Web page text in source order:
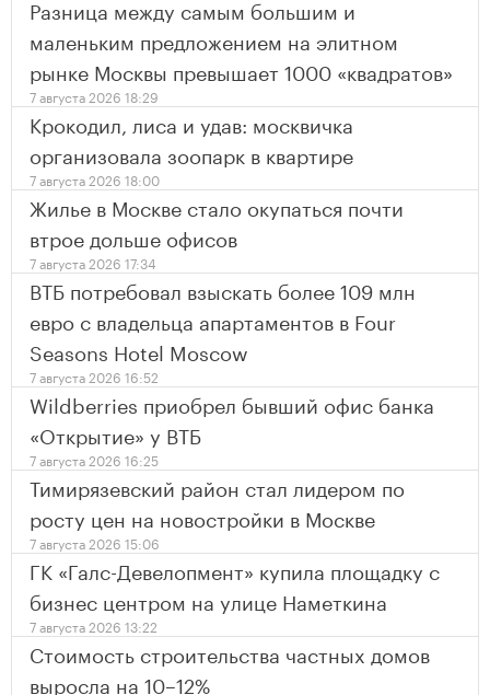
Разница между самым большим и
маленьким предложением на элитном
рынке Москвы превышает 1000 «квадратов»
7 августа 2026 18:29
Крокодил, лиса и удав: москвичка
организовала зоопарк в квартире
7 августа 2026 18:00
Жилье в Москве стало окупаться почти
втрое дольше офисов
7 августа 2026 17:34
ВТБ потребовал взыскать более 109 млн
евро с владельца апартаментов в Four
Seasons Hotel Moscow
7 августа 2026 16:52
Wildberries приобрел бывший офис банка
«Открытие» у ВТБ
7 августа 2026 16:25
Тимирязевский район стал лидером по
росту цен на новостройки в Москве
7 августа 2026 15:06
ГК «Галс-Девелопмент» купила площадку с
бизнес центром на улице Наметкина
7 августа 2026 13:22
Стоимость строительства частных домов
выросла на 10–12%